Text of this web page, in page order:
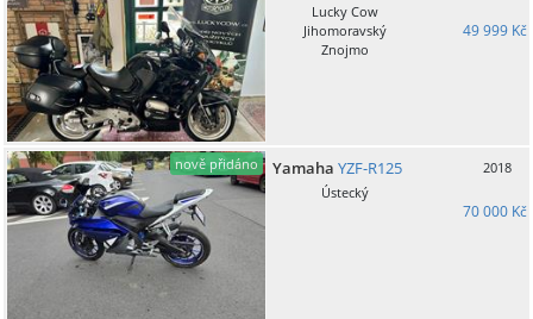
Lucky Cow
Jihomoravský
Znojmo
49 999 Kč
nově přidáno Yamaha YZF-R125
2018
Ústecký
70 000 Kč